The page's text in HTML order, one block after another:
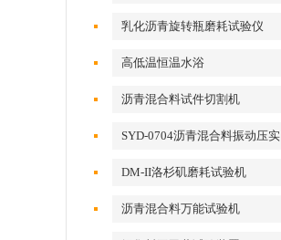
乳化沥青旋转瓶磨耗试验仪
高低温恒温水浴
沥青混合料试件切割机
SYD-0704沥青混合料振动压实
DM-II洛杉矶磨耗试验机
沥青混合料万能试验机